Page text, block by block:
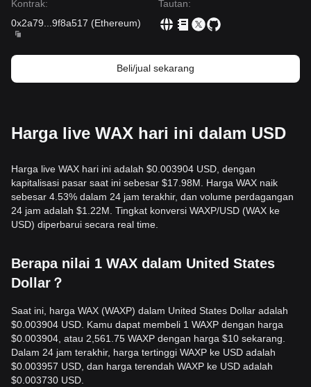
Kontrak:
0x2a79
9f8a517 (Ethereum)
Tautan:
Beli/jual sekarang
Harga live WAX hari ini dalam USD
Harga live WAX hari ini adalah $0.003904 USD, dengan
kapitalisasi pasar saat ini sebesar $17.98M. Harga WAX naik
sebesar 4.53% dalam 24 jam terakhir, dan volume perdagangan
24 jam adalah $1.22M. Tingkat konversi WAXP/USD (WAX ke
USD) diperbarui secara real time.
Berapa nilai 1 WAX dalam United States
Dollar？
Saat ini, harga WAX (WAXP) dalam United States Dollar adalah
$0.003904 USD. Kamu dapat membeli 1 WAXP dengan harga
$0.003904, atau 2,561.75 WAXP dengan harga $10 sekarang.
Dalam 24 jam terakhir, harga tertinggi WAXP ke USD adalah
$0.003957 USD, dan harga terendah WAXP ke USD adalah
$0.003730 USD.